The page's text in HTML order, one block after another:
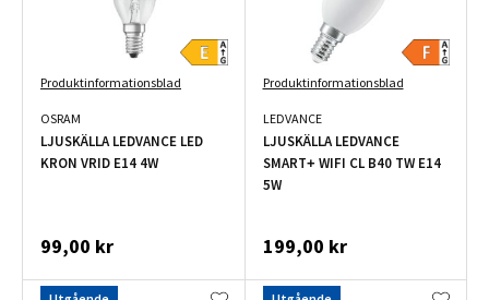
Produktinformationsblad
OSRAM
LJUSKÄLLA LEDVANCE LED
KRON VRID E14 4W
99,00 kr
Produktinformationsblad
LEDVANCE
LJUSKÄLLA LEDVANCE
SMART+ WIFI CL B40 TW E14
5W
199,00 kr